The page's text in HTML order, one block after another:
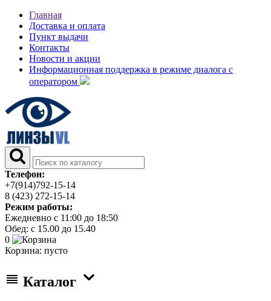
Главная
Доставка и оплата
Пункт выдачи
Контакты
Новости и акции
Информационная поддержка в режиме диалога с
оператором
Телефон:
+7(914)792-15-14
8 (423) 272-15-14
Режим работы:
Ежедневно с 11:00 до 18:50
Обед: с 15.00 до 15.40
0
Корзина: пусто
Каталог